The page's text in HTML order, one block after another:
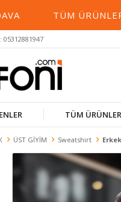
TÜM
05312881947
TÜM ÜRÜNLER
ÜST GİYİM Sweatshirt